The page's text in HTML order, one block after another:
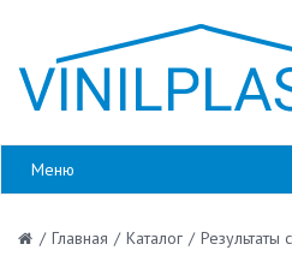
Меню
/ Главная / Каталог / Результаты